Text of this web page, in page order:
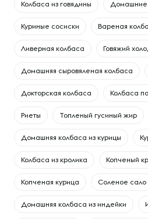
Колбаса из говядины Домашние
Куриные сосиски Вареная
Ливерная колбаса Говяжий
Домашняя сыровяленая колбаса
Докторская колбаса Колбаса
Риеты Топленый гусиный жир
Домашняя колбаса из курицы
Колбаса из кролика Копченый
Копченая курица Соленое сало
Домашняя колбаса из индейки